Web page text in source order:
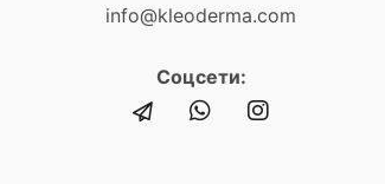
info@kleoderma.com
Соцсети: